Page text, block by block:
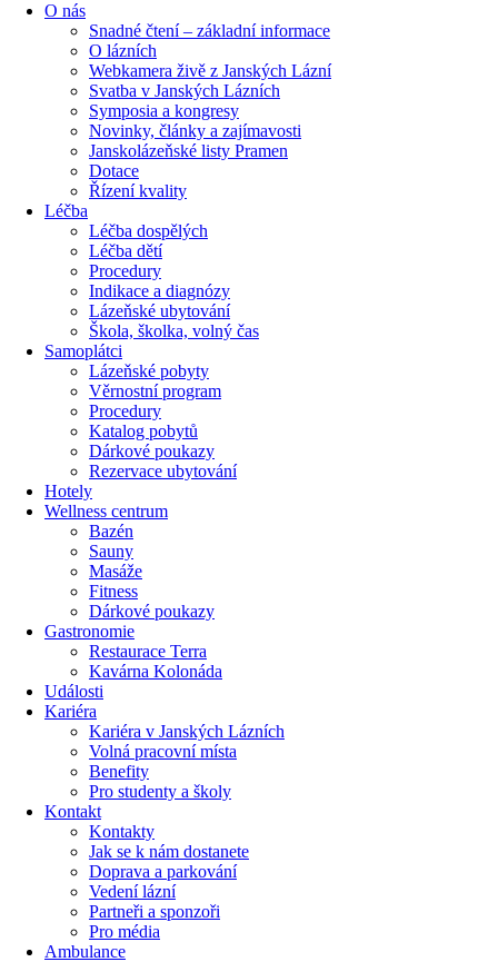
O nás
Snadné čtení – základní informace
O lázních
Webkamera živě z Janských Lázní
Svatba v Janských Lázních
Symposia a kongresy
Novinky, články a zajímavosti
Janskolázeňské listy Pramen
Dotace
Řízení kvality
Léčba
Léčba dospělých
Léčba dětí
Procedury
Indikace a diagnózy
Lázeňské ubytování
Škola, školka, volný čas
Samoplátci
Lázeňské pobyty
Věrnostní program
Procedury
Katalog pobytů
Dárkové poukazy​
Rezervace ubytování
Hotely
Wellness centrum
Bazén
Sauny
Masáže
Fitness
Dárkové poukazy​
Gastronomie
Restaurace Terra
Kavárna Kolonáda
Události
Kariéra
Kariéra v Janských Lázních
Volná pracovní místa
Benefity
Pro studenty a školy
Kontakt
Kontakty
Jak se k nám dostanete
Doprava a parkování
Vedení lázní
Partneři a sponzoři
Pro média
Ambulance